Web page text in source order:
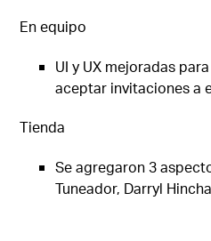
En equipo
UI y UX mejoradas
aceptar invitaciones a
Tienda
Se agregaron 3
Tuneador, Darryl